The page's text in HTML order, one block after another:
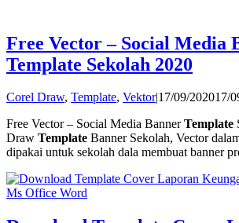
Free Vector – Social Media
Template Sekolah 2020
Corel Draw, Template, Vektor|17/09/202017/
Free Vector – Social Media BannerTemplate
Draw Template Banner Sekolah, Vector
dipakai untuk sekolah dala membuat banner